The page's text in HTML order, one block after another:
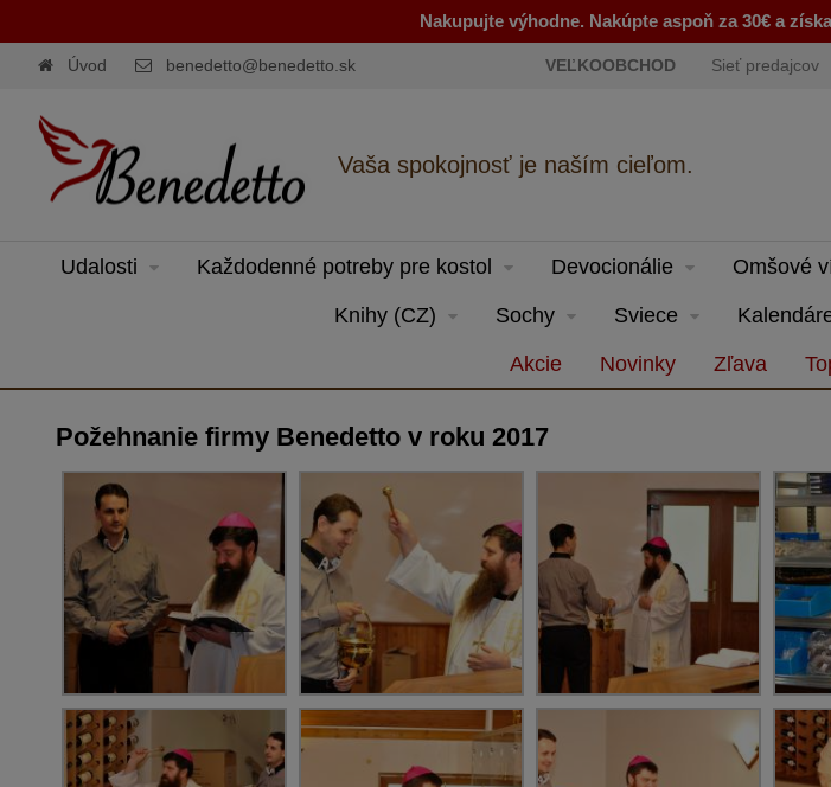
Nakupujte výhodne. Nakúpte aspoň za 30€ a
Vaša spokojnosť je naším cieľom.
Úvod benedetto@benedetto.sk VEĽKOOBCHOD Sieť predajcov
Požehnanie firmy Benedetto v roku 2017
Udalosti Každodenné potreby pre kostol Devocionálie Omšové
Knihy (CZ) Sochy Sviece
Akcie Novinky Zľava